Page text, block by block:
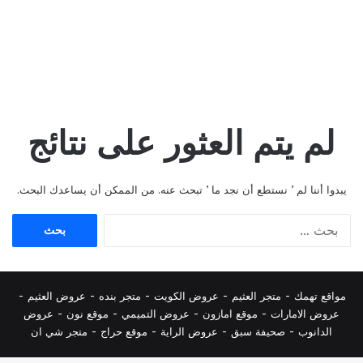
لم يتم العثور على نتائج
يبدوا أننا لم ’ نستطع أن نجد ما ’ تبحث عنه. من الممكن أن يساعدك البحث.
مواقع تهمك - متجر العثيم - عروض الكويت - متجر بنده - عروض العثيم -
عروض الامارات - موقع امازون - عروض التميمي - موقع نون - عروض
الدانوب - صحيفة سبق - عروض الراية - موقع حراج - متجر شي ان